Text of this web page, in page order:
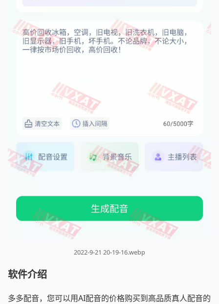
2022-9-21 20-19-16.webp
软件介绍
多多配音，您可以用AI配音的价格购买到高品质真人配音的